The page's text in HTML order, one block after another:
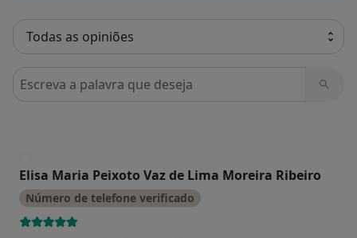
Pesquisar em opiniões
Elisa Maria Peixoto Vaz de Lima Moreira Ribeiro
Número de telefone verificado